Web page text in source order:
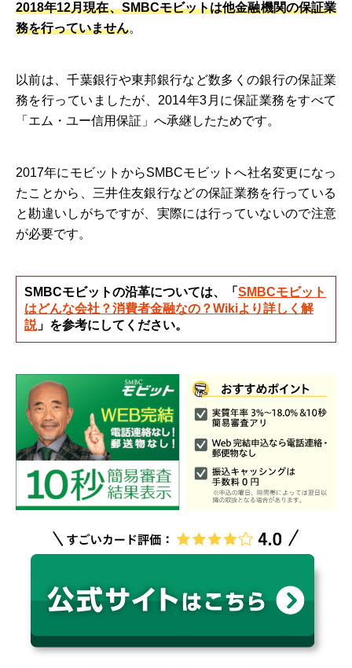
2018年12月現在、SMBCモビットは他金融機関の保証業
務を行っていません。
以前は、千葉銀行や東邦銀行など数多くの銀行の保証業
務を行っていましたが、2014年3月に保証業務をすべて
「エム・ユー信用保証」へ承継したためです。
2017年にモビットからSMBCモビットへ社名変更になっ
たことから、三井住友銀行などの保証業務を行っている
と勘違いしがちですが、実際には行っていないので注意
が必要です。
SMBCモビットの沿革については、「 SMBCモビット
はどんな会社？消費者金融なの？Wikiより詳しく解
説」を参考にしてください。